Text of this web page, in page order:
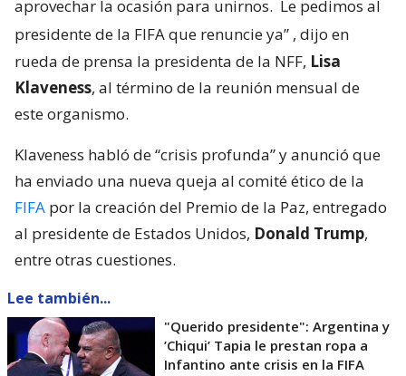
aprovechar la ocasión para unirnos. Le pedimos al
presidente de la FIFA que renuncie ya” , dijo en
rueda de prensa la presidenta de la NFF, Lisa
Klaveness, al término de la reunión mensual de
este organismo.
Klaveness habló de “crisis profunda” y anunció que
ha enviado una nueva queja al comité ético de la
FIFA por la creación del Premio de la Paz, entregado
al presidente de Estados Unidos, Donald Trump,
entre otras cuestiones.
Lee también...
"Querido presidente": Argentina y
’Chiqui’ Tapia le prestan ropa a
Infantino ante crisis en la FIFA